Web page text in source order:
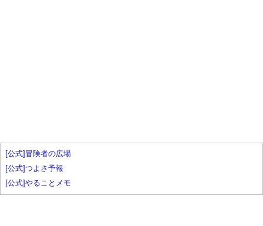
[公式]冒険者の広場
[公式]つよさ予報
[公式]やることメモ